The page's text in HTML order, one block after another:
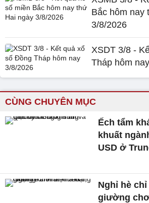
Bắc hôm nay
3/8/2026
XSDT 3/8 -
Tháp hôm
CÙNG CHUYÊN MỤC
Ếch tẩm
khuất
USD ở
Nghỉ hè
giường